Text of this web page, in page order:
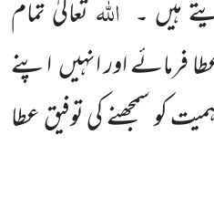
ہیں ۔ اللہتعالیٰ تمام
فرمائے اور انہیںاپنے
کو سمجھنے کی توفیق عطا